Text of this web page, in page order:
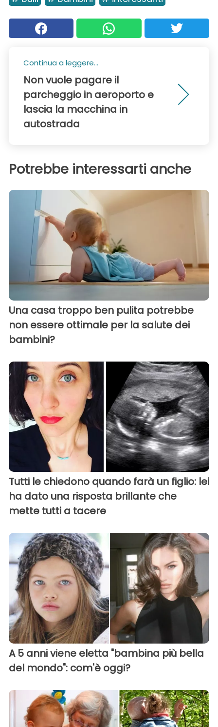
Continua a leggere...
Non vuole pagare il
parcheggio in aeroporto e
lascia la macchina in
autostrada
Potrebbe interessarti anche
Una casa troppo ben pulita potrebbe
non essere ottimale per la salute dei
bambini?
Tutti le chiedono quando farà un figlio: lei
ha dato una risposta brillante che
mette tutti a tacere
A 5 anni viene eletta "bambina più bella
del mondo": com'è oggi?